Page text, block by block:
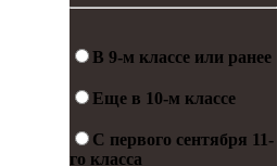
В 9-м классе или ранее
Еще в 10-м классе
С первого сентября 11-
го класса